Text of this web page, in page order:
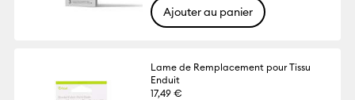
Ajouter au panier
Lame de Remplacement pour Tissu
Enduit
17,49 €